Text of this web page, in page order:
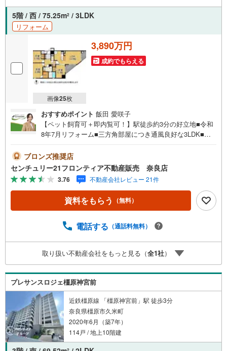
め、最も低金利になるように審査が可能！4.物件のお引渡
し後に必要になったお家のリフォームも弊社のリフォーム
プランナーがご提案！5.定期的にご連絡を繋ぎ、有事の際
に迅速にサポートいたしますお気軽にお問合せください！
5階 / 西 / 75.25m2 / 3LDK
リフォーム
画像25枚
3,890万円
成約でもらえる
おすすめポイント 飯田 愛咲子
【ペット飼育可＋即内覧可！】駅徒歩約3分の好立地■令和
8年7月リフォーム■三方角部屋につき通風良好な3LDK■全
ボックス完備 リフォーム内容・システムキッチン交換・ユ
ニットバス交換・洗面化粧台交換・トイレ交換・全室クロ
ス貼替・床材新規貼替・食器洗乾燥機設置・ハウスクリー
ニング 立地・畝傍東小学校まで徒歩約12分・畝傍中学校ま
で徒歩約8分 弊社が選ばれる理由 1.お金の扱い方のプロ、
ファイナンシャルプランナーが資金計画をサポート！2.買
んの銀行と繋がりがあるため、最も低金利になるように審
ォームも弊社のリフォームプランナーがご提案！5.定期的
にご連絡を繋ぎ、有事の際に迅速にサポートいたします弊
社は専門家同士が連携をとっているため、より多くの知見
がございますお気軽にお問合せください！
ブロンズ推奨店
センチュリー21フロンティア不動産販売 奈良店
3.76 不動産会社レビュー 21件
資料をもらう （無料）
電話する （通話料無料）
取り扱い不動産会社をもっと見る（全1社）
プレサンスロジェ橿原神宮前
近鉄橿原線 「橿原神宮前」駅 徒歩3分
奈良県橿原市久米町
2020年6月（築7年）
114戸 / 地上10階建